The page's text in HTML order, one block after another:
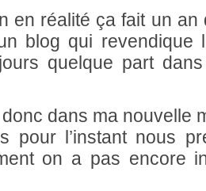
en réalité ça fait un an
blog qui revendique
quelque part
dans ma nouvelle
pour l’instant nous
on a pas encore